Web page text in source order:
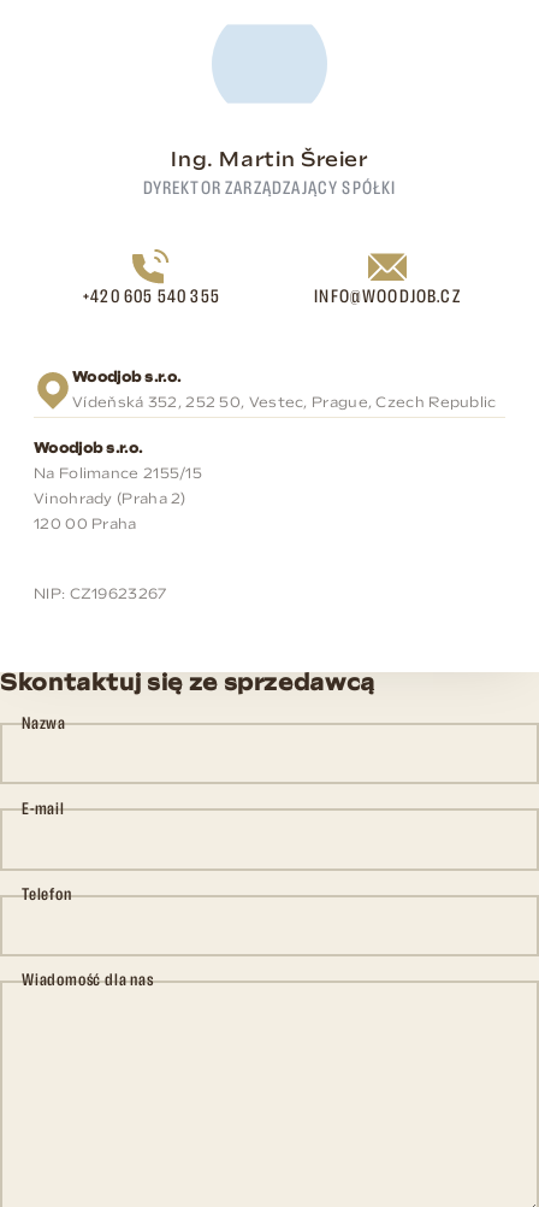
Ing. Martin Šreier
DYREKTOR ZARZĄDZAJĄCY SPÓŁKI
+420 605 540 355 INFO@WOODJOB.CZ
Woodjob s.r.o.
Vídeňská 352, 252 50, Vestec, Prague, Czech Republic
Woodjob s.r.o.
Na Folimance 2155/15
Vinohrady (Praha 2)
120 00 Praha
NIP: CZ19623267
Skontaktuj się ze sprzedawcą
Nazwa
E-mail
Telefon
Wiadomość dla nas